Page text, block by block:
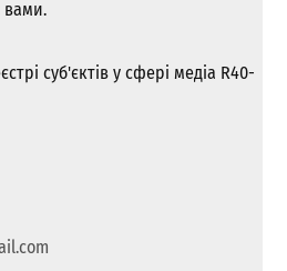
вами.
суб'єктів у сфері медіа R40-